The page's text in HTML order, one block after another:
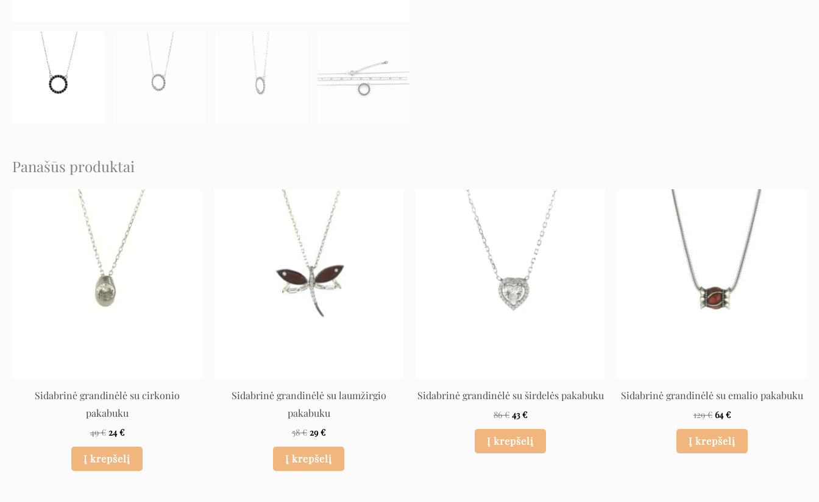
Panašūs produktai
Sidabrinė grandinėlė su cirkonio
pakabuku
49€
Original
24€
Current
price
is:
24 €.
Į krepšelį
Sidabrinė grandinėlė su laumžirgio
pakabuku
58€
Original
58 €.
29€
Current
price
is:
29 €.
Į krepšelį
Sidabrinė grandinėlė su širdelės pakabuku
86€ 43€
Current
43 €.
Į krepšelį
Sidabrinė grandinėlė su emalio pakabuku
129€ 64€
Current
Į krepšelį